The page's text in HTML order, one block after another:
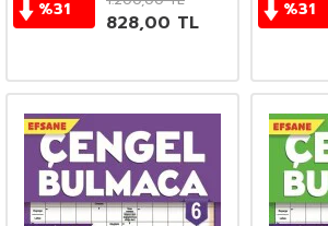
%31
828,00 TL
%31